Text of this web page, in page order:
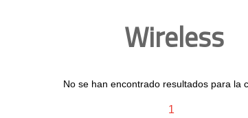
Wireless
No se han encontrado resultados para la
1